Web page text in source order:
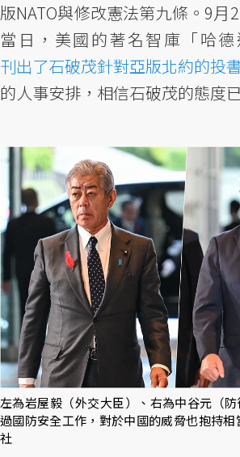
版NATO與修改憲法第九條。9月
當日，美國的著名智庫「哈
刊出了石破茂針對亞版北約的投
的人事安排，相信石破茂的態度
左為岩屋毅（外交大臣）、右為中谷元（
過國防安全工作，對於中國的威脅也抱持
社